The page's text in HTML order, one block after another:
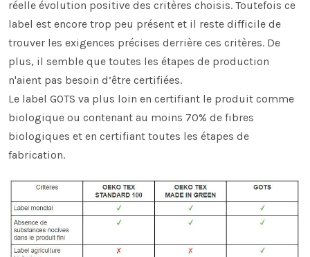
réelle évolution positive des critères choisis. Toutefois ce
label est encore trop peu présent et il reste difficile de
trouver les exigences précises derrière ces critères. De
plus, il semble que toutes les étapes de production
n'aient pas besoin d’être certifiées.
Le label GOTS va plus loin en certifiant le produit comme
biologique ou contenant au moins 70% de fibres
biologiques et en certifiant toutes les étapes de
fabrication.